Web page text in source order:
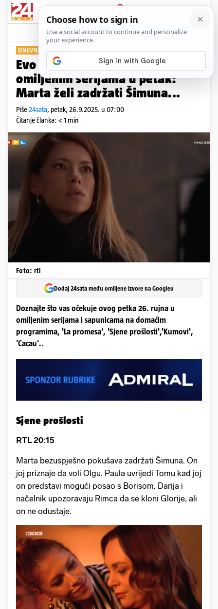
PRIJAVA
Show Komentari
DNEVNI PREGLED
Evo što će se događati u vašim
omiljenim serijama u petak:
Marta želi zadržati Šimuna...
Piše24sata, petak, 26.9.2025. u 07:00
Čitanje članka: < 1 min
Foto: rtl
Dodaj 24sata među omiljene izvore na Googleu
Doznajte što vas očekuje ovog petka 26. rujna u
omiljenim serijama i sapunicama na domaćim
programima, 'La promesa', 'Sjene prošlosti','Kumovi',
'Cacau'..
Sjene prošlosti
RTL 20:15
Marta bezuspješno pokušava zadržati Šimuna. On
joj priznaje da voli Olgu. Paula uvrijedi Tomu kad joj
on predstavi mogući posao s Borisom. Darija i
načelnik upozoravaju Rimca da se kloni Glorije, ali
on ne odustaje.